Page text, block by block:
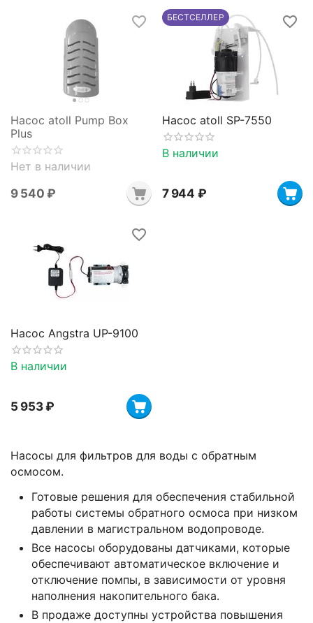
Насосы для фильтров для воды с обратным
осмосом.
Готовые решения для обеспечения стабильной
работы системы обратного осмоса при низком
давлении в магистральном водопроводе.
Все насосы оборудованы датчиками, которые
обеспечивают автоматическое включение и
отключение помпы, в зависимости от уровня
наполнения накопительного бака.
В продаже доступны устройства повышения
Насос atoll Pump Box
Plus
Нет в наличии
9 540 ₽
БЕСТСЕЛЛЕР
Насос atoll SP-7550
В наличии
7 944 ₽
Насос Angstra UP-9100
В наличии
5 953 ₽